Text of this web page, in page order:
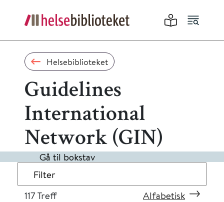
Helsebiblioteket
Guidelines
International
Network (GIN)
Gå til bokstav
Filter
117Treff Alfabetisk